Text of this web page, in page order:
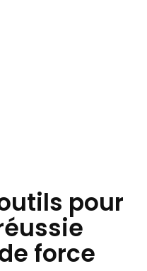
pour
force